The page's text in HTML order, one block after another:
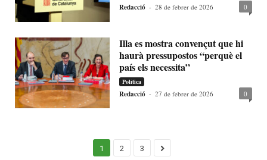
Redacció - 28 de febrer de 2026 0
Illa es mostra convençut que hi
haurà pressupostos “perquè el
país els necessita”
Política
Redacció - 27 de febrer de 2026 0
1 2 3